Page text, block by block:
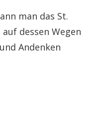
man das St.
dessen Wegen
Andenken